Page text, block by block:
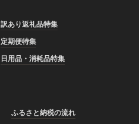
訳あり返礼品特集
定期便特集
日用品・消耗品特集
ふるさと納税の流れ